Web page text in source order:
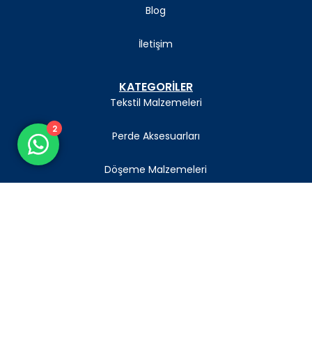
Blog
İletişim
KATEGORİLER
Tekstil Malzemeleri
Perde Aksesuarları
Döşeme Malzemeleri
2